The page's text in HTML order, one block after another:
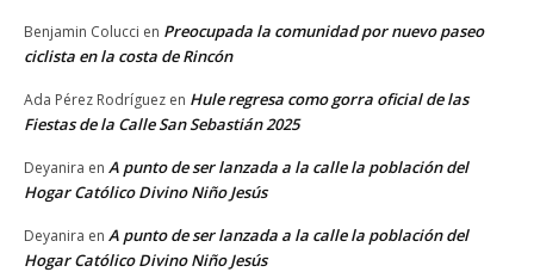
Benjamin Colucci en Preocupada la comunidad por nuevo paseo
ciclista en la costa de Rincón
Ada Pérez Rodríguez en Hule regresa como gorra oficial de las
Fiestas de la Calle San Sebastián 2025
Deyanira en A punto de ser lanzada a la calle la población del
Hogar Católico Divino Niño Jesús
Deyanira en A punto de ser lanzada a la calle la población del
Hogar Católico Divino Niño Jesús